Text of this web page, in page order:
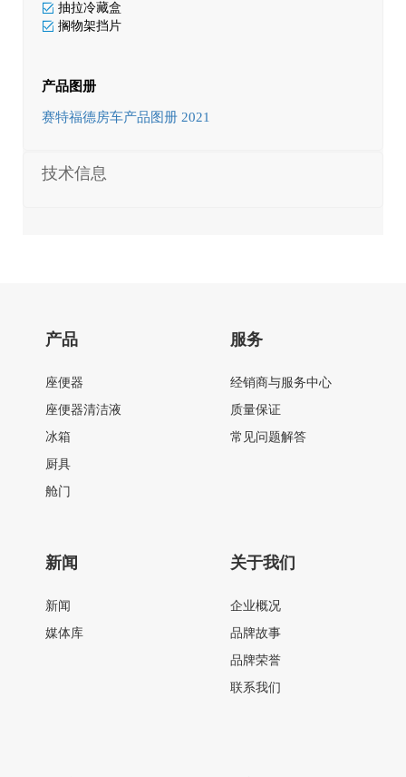
抽拉冷藏盒
搁物架挡片
产品图册
赛特福德房车产品图册 2021
技术信息
产品
座便器
座便器清洁液
冰箱
厨具
舱门
服务
经销商与服务中心
质量保证
常见问题解答
新闻
新闻
媒体库
关于我们
企业概况
品牌故事
品牌荣誉
联系我们